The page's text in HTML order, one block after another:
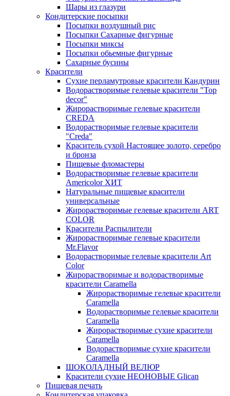
Шары из глазури
Кондитерские посыпки
Посыпки воздушный рис
Посыпки Сахарные фигурные
Посыпки миксы
Посыпки обьемные фигурные
Сахарные бусины
Красители
Сухие перламутровые красители Кандурин
Водорастворимые гелевые красители "Top
decor"
Жирорастворимые гелевые красители
CREDA
Водорастворимые гелевые красители
"Creda"
Краситель сухой Настоящее золото, серебро
и бронза
Пищевые фломастеры
Водорастворимые гелевые красители
Americolor ХИТ
Натуральные пищевые красители
универсальные
Жирорастворимые гелевые красители ART
COLOR
Красители Распылители
Жирорастворимые гелевые красители
Mr.Flavor
Водорастворимые гелевые красители Art
Color
Жирорастворимые и водорастворимые
красители Caramella
Жирорастворимые гелевые красители
Caramella
Водорастворимые гелевые красители
Caramella
Жирорастворимые сухие красители
Caramella
Водорастворимые сухие красители
Caramella
ШОКОЛАДНЫЙ ВЕЛЮР
Красители сухие НЕОНОВЫЕ Glican
Пищевая печать